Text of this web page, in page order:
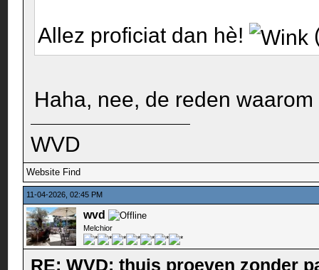
Allez proficiat dan hè!
Haha, nee, de reden
WVD
Website Find
11-04-2026, 02:45 PM
wvd
Melchior
RE: WVD: thuis proeven zonder